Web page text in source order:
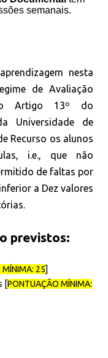
semanais.
nesta
de Avaliação
Artigo 13º do
Universidade de
Recurso os alunos
i.e., que não
de faltas por
a Dez valores
previstos:
25]
[PONTUAÇÃO MÍNIMA: